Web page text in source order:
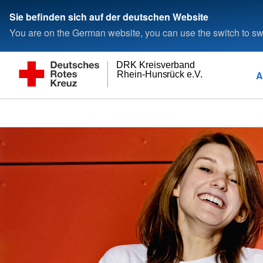
Sie befinden sich auf der deutschen Website
You are on the German website, you can use the switch to
Rhein-Hunsrück e.V.
DRK Kreisverband